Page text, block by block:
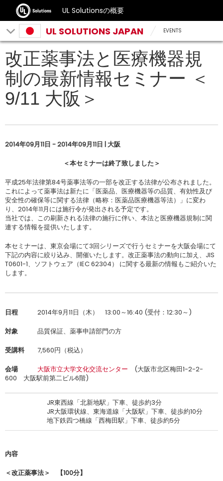
UL Solutionsの概要
UL SOLUTIONS JAPAN EVENTS
改正薬事法と医療機器規
制の最新情報セミナー ＜
9/11 大阪＞
2014年09月11日 - 2014年09月11日 | 大阪
＜本セミナーは終了致しました＞
平成25年法律第84号薬事法等の一部を改正する法律が公布されました。
これによって薬事法は新たに「医薬品、医療機器等の品質、有効性及び
安全性の確保等に関する法律（略称：医薬品医療機器等法）」に変わ
り、2014年11月には施行令が発出される予定です。
当社では、この刷新される法律の施行に伴い、本法と医療機器規制に関
連する情報を提供いたします。
本セミナーは、東京会場にて3回シリーズで行うセミナーを大阪会場にて
下記の内容に絞り込み、開催いたします。改正薬事法の動向に加え、JIS
T0601-1、ソフトウェア（IEC 62304） に関する最新の情報もご紹介いた
します。
日程2014年9月11日（木） 13:00～16:40 (受付：12:30～)
対象 品質保証、薬事申請部門の方
受講料7,560円（税込）
会場
大阪市立大学文化交流センター (大阪市北区梅田1-2-2-
600 大阪駅前第二ビル6階)
JR東西線「北新地駅」下車、徒歩約3分
JR大阪環状線、東海道線「大阪駅」下車、徒歩約10分
地下鉄四つ橋線「西梅田駅」下車、徒歩約5分
内容
＜改正薬事法＞ 【100分】